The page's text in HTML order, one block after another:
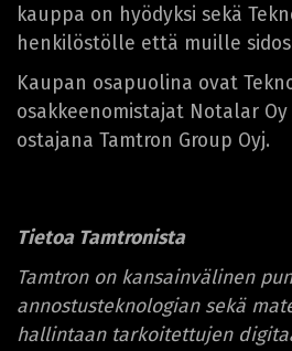
kauppa on hyödyksi sekä
henkilöstölle että muille
Kaupan osapuolina ovat
osakkeenomistajat Notalar
ostajana Tamtron Group Oyj.
Tietoa Tamtronista
Tamtron on kansainvälinen
annostusteknologian sekä
hallintaan tarkoitettujen